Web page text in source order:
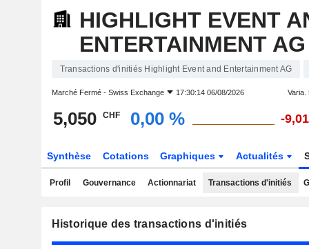
HIGHLIGHT EVENT
ENTERTAINMENT AG
Transactions d'initiés Highlight Event and Entertainment AG
Marché Fermé - Swiss Exchange 17:30:14 06/08/2026 Varia.
5,050 CHF 0,00 % -
Synthèse Cotations Graphiques Actualités
Profil Gouvernance Actionnariat Transactions d'initiés
Historique des transactions d'initiés